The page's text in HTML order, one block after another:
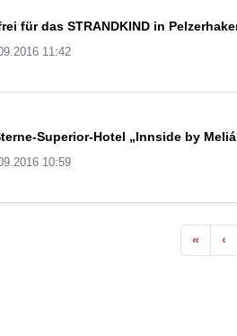
für das STRANDKIND in
11:42
Superior-Hotel „Innside by
10:59
« ‹